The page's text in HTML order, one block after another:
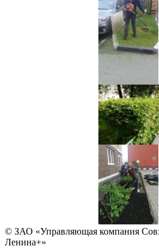
© ЗАО «Управляющая компания
Ленина+»